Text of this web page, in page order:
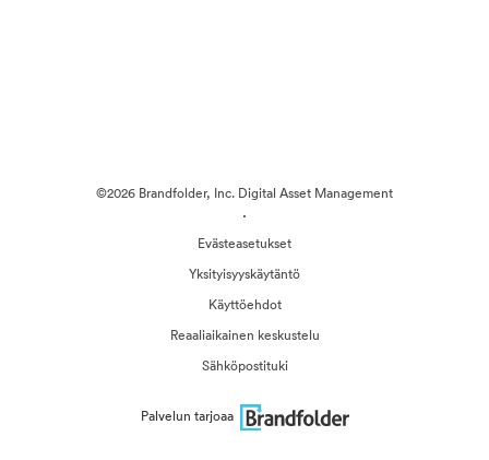
©2026 Brandfolder, Inc. Digital Asset Management
·
Evästeasetukset
Yksityisyyskäytäntö
Käyttöehdot
Reaaliaikainen keskustelu
Sähköpostituki
Palvelun tarjoaa